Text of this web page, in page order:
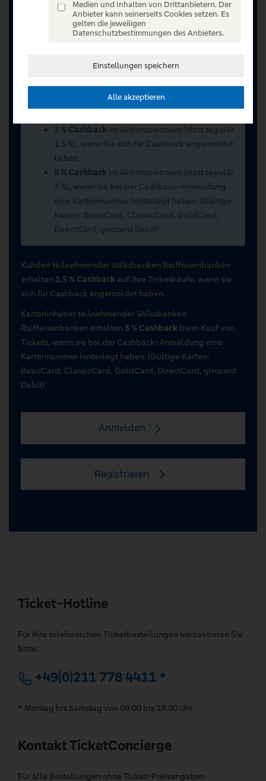
Jetzt anmelden oder registrieren
Unser Ticketangebot ist exklusiv Kunden der
Registrieren Sie sich jetzt auf VR Entertain.
Sommerwochen 2026 vom 15.07.2026 bis
15.09.2026
2 % Cashback im Aktionszeitraum (statt regulär
1,5 %), wenn Sie sich für Cashback angemeldet
haben.
5 % Cashback im Aktionszeitraum (statt regulär
3 %), wenn Sie bei der Cashback-Anmeldung
eine Kartennummer hinterlegt haben. (Gültige
Karten: BasicCard, ClassicCard, GoldCard,
DirectCard, girocard Debit)
Kunden teilnehmender Volksbanken Raiffeisenbanken
erhalten 1,5 % Cashback auf ihre Ticketkäufe, wenn sie
sich für Cashback angemeldet haben.
Karteninhaber teilnehmender Volksbanken
Raiffeisenbanken erhalten 3 % Cashback beim Kauf von
Tickets, wenn sie bei der Cashback-Anmeldung eine
Kartennummer hinterlegt haben. (Gültige Karten:
BasicCard, ClassicCard, GoldCard, DirectCard, girocard
Debit)
Anmelden
Registrieren
Ticket-Hotline
Für Ihre telefonischen Ticketbestellungen kontaktieren Sie
bitte:
+49(0)211 778 4411 *
* Montag bis Samstag von 09:00 bis 18:00 Uhr
Kontakt TicketConcierge
Für alle Bestellungen ohne Ticket-Preisangaben
Medien und Inhalten von Drittanbietern. Der
Anbieter kann seinerseits Cookies setzen. Es
gelten die jeweiligen
Datenschutzbestimmungen des Anbieters.
Einstellungen speichern
Alle akzeptieren